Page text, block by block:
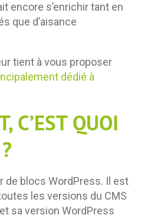
encore s’enrichir tant en
que d’aisance
tient à vous proposer
dédié à
C’EST QUOI
de blocs WordPress. Il est
les versions du CMS
sa version WordPress